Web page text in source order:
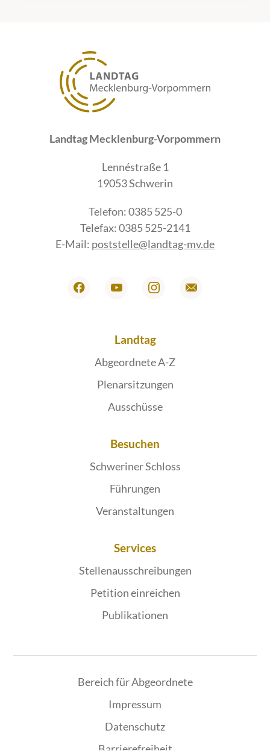
Landtag Mecklenburg-Vorpommern
Lennéstraße 1
19053 Schwerin
Telefon: 0385 525-0
Telefax: 0385 525-2141
E-Mail: poststelle@landtag-mv.de
Landtag
Abgeordnete A-Z
Plenarsitzungen
Ausschüsse
Besuchen
Schweriner Schloss
Führungen
Veranstaltungen
Services
Stellenausschreibungen
Petition einreichen
Publikationen
Bereich für Abgeordnete
Impressum
Datenschutz